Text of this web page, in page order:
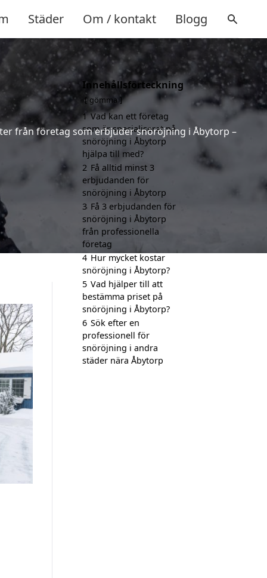
Städer Om / kontakt Blogg
från företag som erbjuder snöröjning i Åbytorp –
Innehållsförteckning
gömma
1 Vad kan ett företag
som är specialiserat på
snöröjning i Åbytorp
hjälpa till med?
2 Få alltid minst 3
erbjudanden för
snöröjning i Åbytorp
3 Få 3 erbjudanden för
snöröjning i Åbytorp
från professionella
företag
4 Hur mycket kostar
snöröjning i Åbytorp?
5 Vad hjälper till att
bestämma priset på
snöröjning i Åbytorp?
6 Sök efter en
professionell för
snöröjning i andra
städer nära Åbytorp